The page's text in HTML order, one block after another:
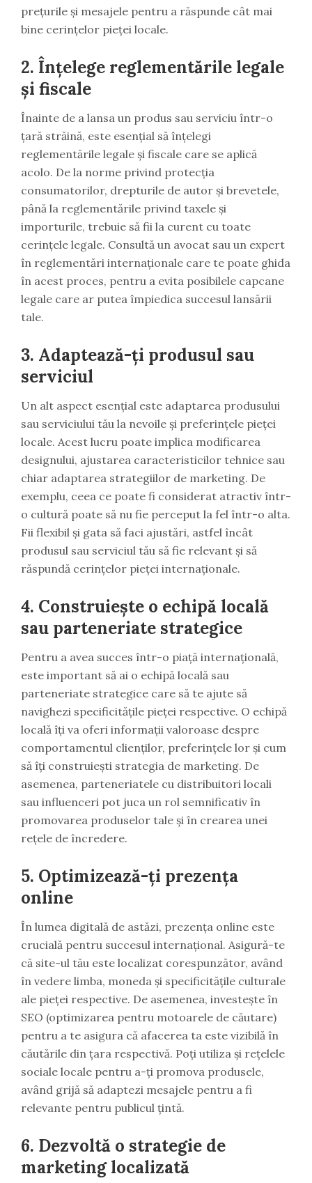
prețurile și mesajele pentru a răspunde cât mai
bine cerințelor pieței locale.
2. Înțelege reglementările legale
și fiscale
Înainte de a lansa un produs sau serviciu într-o
țară străină, este esențial să înțelegi
reglementările legale și fiscale care se aplică
acolo. De la norme privind protecția
consumatorilor, drepturile de autor și brevetele,
până la reglementările privind taxele și
importurile, trebuie să fii la curent cu toate
cerințele legale. Consultă un avocat sau un expert
în reglementări internaționale care te poate ghida
în acest proces, pentru a evita posibilele capcane
legale care ar putea împiedica succesul lansării
tale.
3. Adaptează-ți produsul sau
serviciul
Un alt aspect esențial este adaptarea produsului
sau serviciului tău la nevoile și preferințele pieței
locale. Acest lucru poate implica modificarea
designului, ajustarea caracteristicilor tehnice sau
chiar adaptarea strategiilor de marketing. De
exemplu, ceea ce poate fi considerat atractiv într-
o cultură poate să nu fie perceput la fel într-o alta.
Fii flexibil și gata să faci ajustări, astfel încât
produsul sau serviciul tău să fie relevant și să
răspundă cerințelor pieței internaționale.
4. Construiește o echipă locală
sau parteneriate strategice
Pentru a avea succes într-o piață internațională,
este important să ai o echipă locală sau
parteneriate strategice care să te ajute să
navighezi specificitățile pieței respective. O echipă
locală îți va oferi informații valoroase despre
comportamentul clienților, preferințele lor și cum
să îți construiești strategia de marketing. De
asemenea, parteneriatele cu distribuitori locali
sau influenceri pot juca un rol semnificativ în
promovarea produselor tale și în crearea unei
rețele de încredere.
5. Optimizează-ți prezența
online
În lumea digitală de astăzi, prezența online este
crucială pentru succesul internațional. Asigură-te
că site-ul tău este localizat corespunzător, având
în vedere limba, moneda și specificitățile culturale
ale pieței respective. De asemenea, investește în
SEO (optimizarea pentru motoarele de căutare)
pentru a te asigura că afacerea ta este vizibilă în
căutările din țara respectivă. Poți utiliza și rețelele
sociale locale pentru a-ți promova produsele,
având grijă să adaptezi mesajele pentru a fi
relevante pentru publicul țintă.
6. Dezvoltă o strategie de
marketing localizată